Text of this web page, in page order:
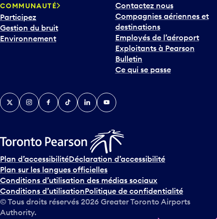
o
u
r
i
v
e
n
s
u
r
l
e
c
a
COMMUNAUTÉ
Participez
Gestion du bruit
Environnement
Contactez nous
Compagnies aériennes et
destinations
Employés de l’aéroport
Exploitants à Pearson
Bulletin
Ce qui se passe
TwitterInstagramFacebook
TikTokLinkedInYouTube
Plan d’accessibilitéDéclaration d’accessibilité
Plan sur les langues officielles
Conditions d’utilisation des médias sociaux
Conditions d’utilisationPolitique de confidentialité
© Tous droits réservés 2026 Greater Toronto Airports
Authority.